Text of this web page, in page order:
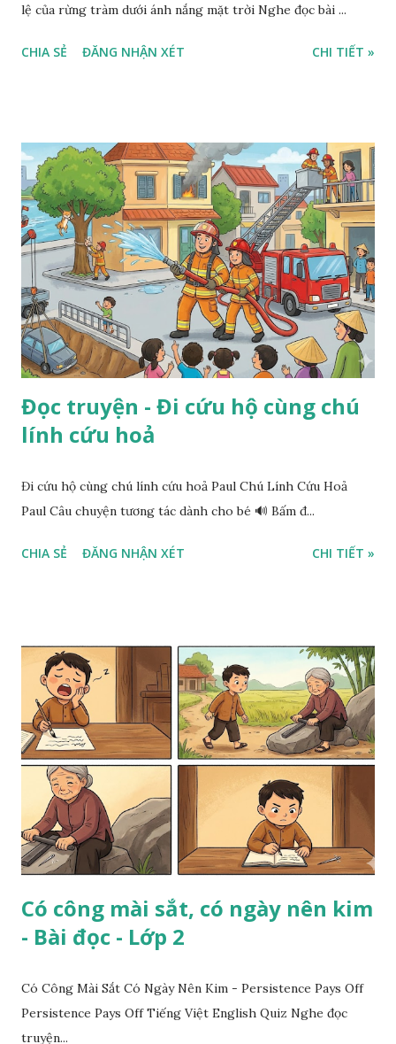
lệ của rừng tràm dưới ánh nắng mặt trời Nghe đọc bài ...
CHIA SẺ ĐĂNG NHẬN XÉT CHI TIẾT »
Đọc truyện - Đi cứu hộ cùng chú
lính cứu hoả
Đi cứu hộ cùng chú lính cứu hoả Paul Chú Lính Cứu Hoả
Paul Câu chuyện tương tác dành cho bé 🔊 Bấm đ...
CHIA SẺ ĐĂNG NHẬN XÉT CHI TIẾT »
Có công mài sắt, có ngày nên kim
- Bài đọc - Lớp 2
Có Công Mài Sắt Có Ngày Nên Kim - Persistence Pays Off
Persistence Pays Off Tiếng Việt English Quiz Nghe đọc
truyện...